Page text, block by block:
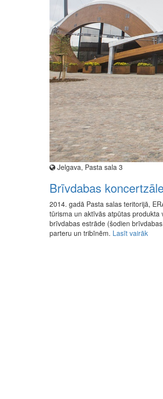
Jelgava, Pasta sala 3
Brīvdabas
2014. gadā Pasta salas teritorijā,
tūrisma un aktīvās atpūtas
brīvdabas estrāde (šodien
parteru un tribīnēm. Lasīt vairāk